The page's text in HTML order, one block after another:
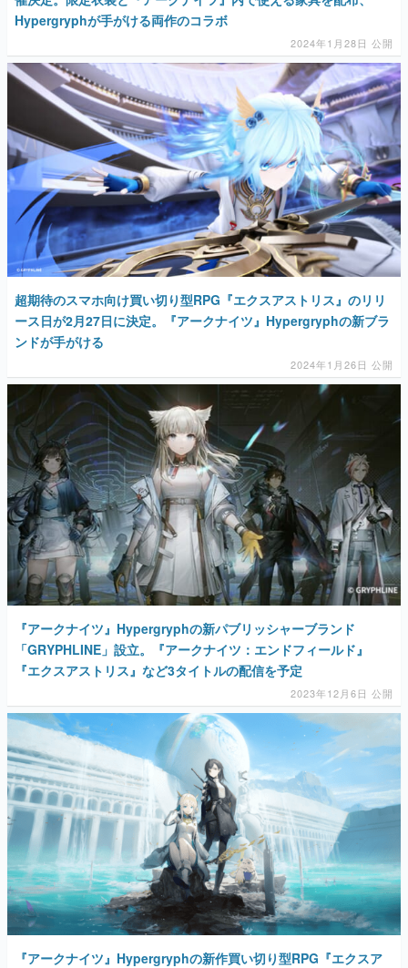
Hypergryphが手がける両作のコラボ
2024年1月28日 公開
超期待のスマホ向け買い切り型RPG『エクスアストリス』のリリ
ース日が2月27日に決定。『アークナイツ』Hypergryphの新ブラ
ンドが手がける
2024年1月26日 公開
『アークナイツ』Hypergryphの新パブリッシャーブランド
「GRYPHLINE」設立。『アークナイツ：エンドフィールド』
『エクスアストリス』など3タイトルの配信を予定
2023年12月6日 公開
『アークナイツ』Hypergryphの新作買い切り型RPG『エクスア